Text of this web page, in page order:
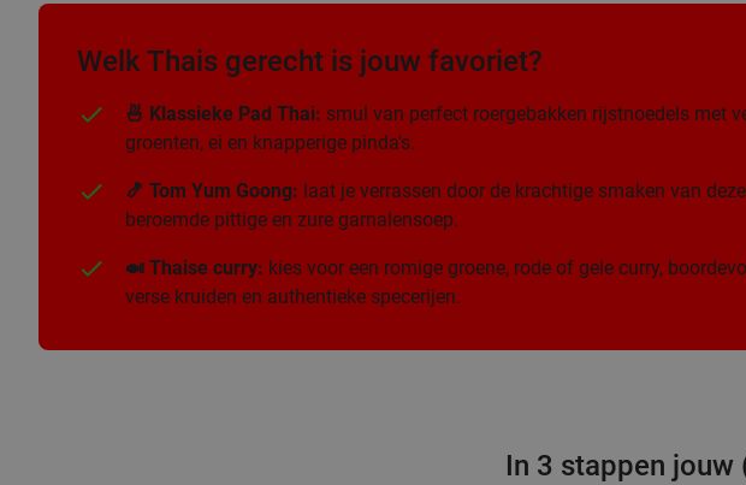
Welk Thais gerecht is jouw favoriet?
🍜 Klassieke Pad Thai: smul van perfect roergebakken rijstnoedels met
groenten, ei en knapperige pinda's.
🍤 Tom Yum Goong: laat je verrassen door de krachtige smaken van deze
beroemde pittige en zure garnalensoep.
🍛 Thaise curry: kies voor een romige groene, rode of gele curry, boordevol
verse kruiden en authentieke specerijen.
In 3 stappen jouw